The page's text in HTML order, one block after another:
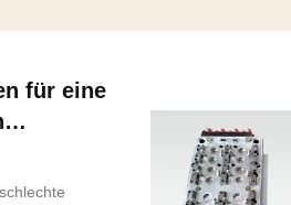
für eine
-